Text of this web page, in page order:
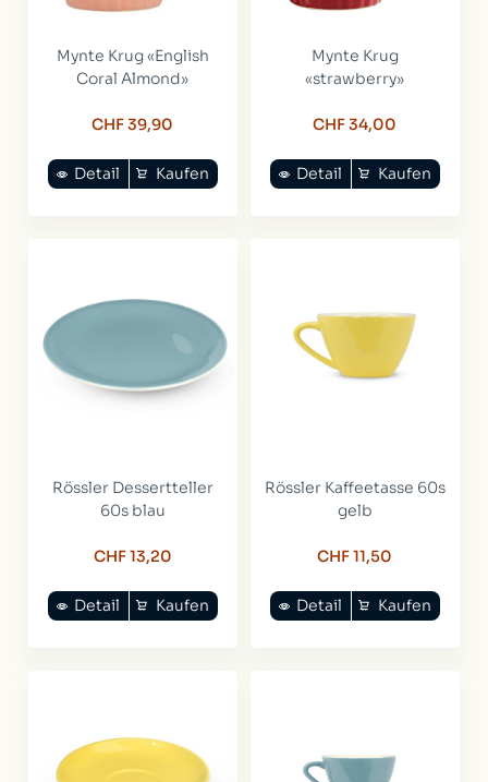
Mynte Krug «English
Coral Almond»
CHF 39,90
Kaufen
Detail
Mynte Krug
«strawberry»
CHF 34,00
Kaufen
Detail
Rössler Dessertteller
60s blau
CHF 13,20
Kaufen
Detail
Rössler Kaffeetasse 60s
gelb
CHF 11,50
Kaufen
Detail